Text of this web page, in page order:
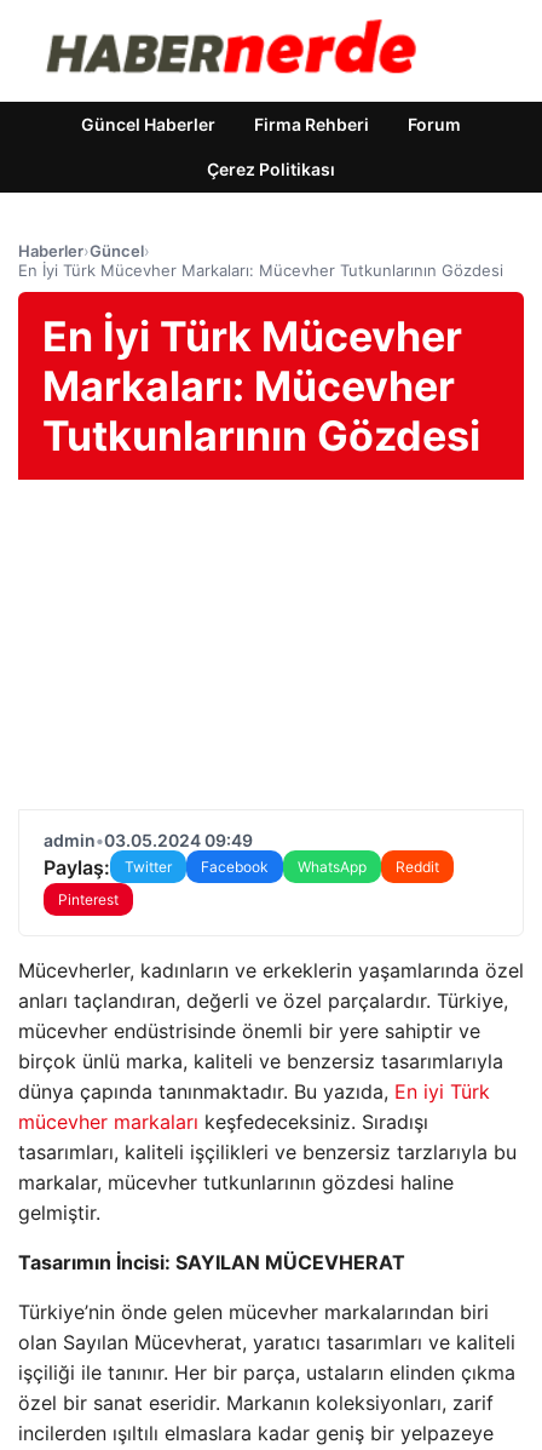
Güncel Haberler Firma Rehberi Forum
Çerez Politikası
Haberler›Güncel›
En İyi Türk Mücevher Markaları: Mücevher Tutkunlarının Gözdesi
En İyi Türk Mücevher
Markaları: Mücevher
Tutkunlarının Gözdesi
admin•03.05.2024 09:49
Paylaş: Twitter Facebook WhatsApp
Reddit
Pinterest
Mücevherler, kadınların ve erkeklerin yaşamlarında özel
anları taçlandıran, değerli ve özel parçalardır. Türkiye,
mücevher endüstrisinde önemli bir yere sahiptir ve
birçok ünlü marka, kaliteli ve benzersiz tasarımlarıyla
dünya çapında tanınmaktadır. Bu yazıda, En iyi Türk
mücevher markaları keşfedeceksiniz. Sıradışı
tasarımları, kaliteli işçilikleri ve benzersiz tarzlarıyla bu
markalar, mücevher tutkunlarının gözdesi haline
gelmiştir.
Tasarımın İncisi: SAYILAN MÜCEVHERAT
Türkiye’nin önde gelen mücevher markalarından biri
olan Sayılan Mücevherat, yaratıcı tasarımları ve kaliteli
işçiliği ile tanınır. Her bir parça, ustaların elinden çıkma
özel bir sanat eseridir. Markanın koleksiyonları, zarif
incilerden ışıltılı elmaslara kadar geniş bir yelpazeye